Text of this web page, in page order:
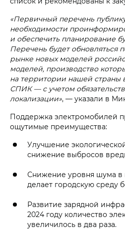
«Первичный перечень
необходимости
и обеспечить планирование
Перечень будет обновляться
рынке новых моделей
моделей, производство
на территории нашей страны
СПИК — с учетом
локализации», — указали в
Поддержка электромобилей
ощутимые преимущества:
Улучшение
снижение выбросов
Снижение уровня шума в
делает городскую среду
Развитие зарядной
2024 году количество
увеличилось в два раза.